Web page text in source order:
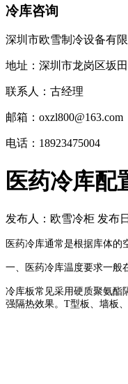
冷库咨询
深圳市欧雪制冷设备有限
地址：深圳市龙岗区坂
联系人：古经理
邮箱：oxzl800@163.com
电话：18923475004
医药冷库配
发布人： 欧雪冷柜 发布
医药冷库通常是根据库体的
一、医药冷库温度要求一般
冷库板常见采用硬质聚氨酯
强隔热效果。 T型板、墙板